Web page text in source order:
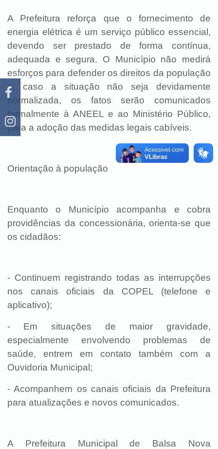
A Prefeitura reforça que o fornecimento de
energia elétrica é um serviço público essencial,
devendo ser prestado de forma contínua,
adequada e segura. O Município não medirá
esforços para defender os direitos da população
e, caso a situação não seja devidamente
normalizada, os fatos serão comunicados
formalmente à ANEEL e ao Ministério Público,
para a adoção das medidas legais cabíveis.
Orientação à população
Enquanto o Município acompanha e cobra
providências da concessionária, orienta-se que
os cidadãos:
- Continuem registrando todas as interrupções
nos canais oficiais da COPEL (telefone e
aplicativo);
-
Em situações de maior gravidade,
especialmente envolvendo problemas de
saúde, entrem em contato também com a
Ouvidoria Municipal;
- Acompanhem os canais oficiais da Prefeitura
para atualizações e novos comunicados.
A Prefeitura Municipal de Balsa Nova